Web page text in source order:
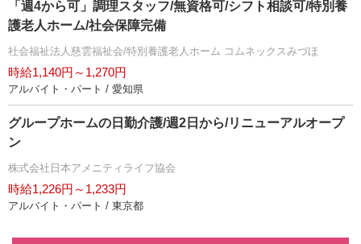
「週4から可」調理スタッフ/無資格可/シフト相談可/特別養
護老人ホーム/社会保障完備
社会福祉法人慈雲福祉会/特別養護老人ホーム コムネックスみづほ
時給1,140円～1,270円
アルバイト・パート / 愛知県
グループホームの日勤介護/週2日から/リニューアルオープ
ン
株式会社日本アメニティライフ協会
時給1,226円～1,233円
アルバイト・パート / 東京都